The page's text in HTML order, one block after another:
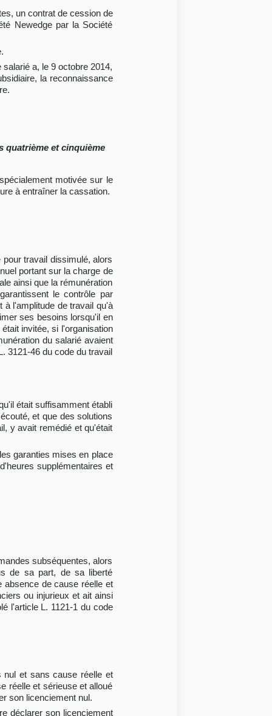
un contrat de cession de
Newedge par la Société
a, le 9 octobre 2014,
la reconnaissance
quatrième et cinquième
motivée sur le
à entraîner la cassation.
travail dissimulé, alors
portant sur la charge de
ainsi que la rémunération
le contrôle par
à l'amplitude de travail qu'à
ses besoins lorsqu'il en
invitée, si l'organisation
du salarié avaient
3121-46 du code du travail
était suffisamment établi
et que des solutions
y avait remédié et qu'était
garanties mises en place
supplémentaires et
subséquentes, alors
de sa part, de sa liberté
absence de cause réelle et
ou injurieux et ait ainsi
l'article L. 1121-1 du code
nul et sans cause réelle et
réelle et sérieuse et alloué
son licenciement nul.
déclarer son licenciement